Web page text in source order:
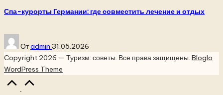
Спа-курорты Германии: где совместить лечение и отдых
Запись
от
Отadmin 31.05.2026
Copyright 2026 — Туризм: советы. Все права защищены. Bloglo
WordPress Theme